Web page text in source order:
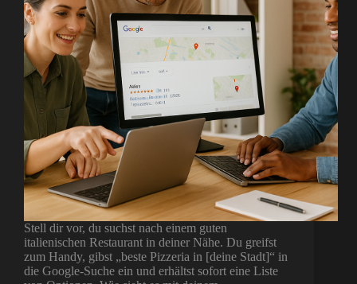
Stell dir vor, du suchst nach einem guten
italienischen Restaurant in deiner Nähe. Du greifst
zum Handy, gibst „beste Pizzeria in [deine Stadt]“ in
die Google-Suche ein und erhältst sofort eine Liste